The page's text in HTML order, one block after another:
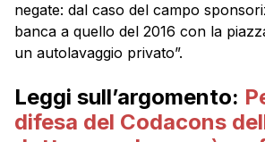
negate: dal caso del campo
banca a quello del 2016 con la
un autolavaggio privato”.
Leggi sull’argomento:
difesa del Codacons